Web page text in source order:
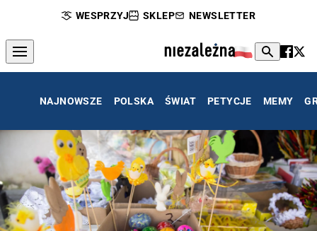
WESPRZYJ SKLEP NEWSLETTER
NAJNOWSZE POLSKA ŚWIAT PETYCJE MEMY